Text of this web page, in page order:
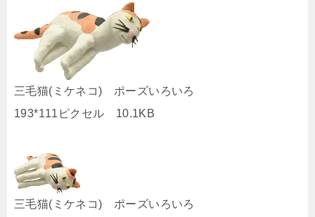
三毛猫(ミケネコ) ポーズいろいろ
193*111ピクセル 10.1KB
三毛猫(ミケネコ) ポーズいろいろ